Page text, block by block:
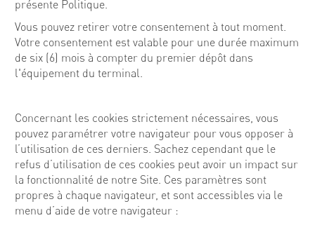
présente Politique.
Vous pouvez retirer votre consentement à tout moment.
Votre consentement est valable pour une durée maximum
de six (6) mois à compter du premier dépôt dans
l'équipement du terminal.
Concernant les cookies strictement nécessaires, vous
pouvez paramétrer votre navigateur pour vous opposer à
l’utilisation de ces derniers. Sachez cependant que le
refus d’utilisation de ces cookies peut avoir un impact sur
la fonctionnalité de notre Site. Ces paramètres sont
propres à chaque navigateur, et sont accessibles via le
menu d’aide de votre navigateur :